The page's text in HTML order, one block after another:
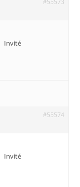
#55573
Invité
#55574
Invité